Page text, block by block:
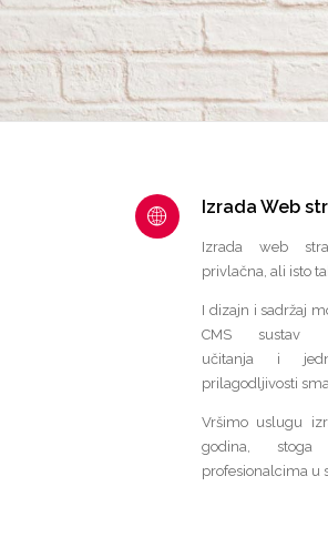
Izrada Web
Izrada web
privlačna, ali isto
I dizajn i sadržaj
CMS
učitanja i
prilagodljivosti
Vršimo uslugu
godina,
profesionalcima u